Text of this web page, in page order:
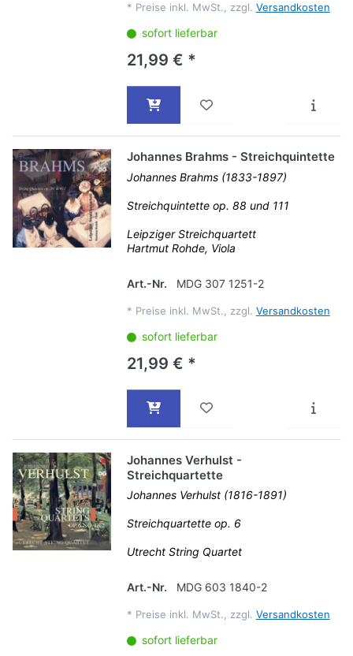
* Preise inkl. MwSt., zzgl. Versandkosten
sofort lieferbar
21,99 € *
Johannes Brahms - Streichquintette
Johannes Brahms (1833-1897)
Streichquintette op. 88 und 111
Leipziger Streichquartett
Hartmut Rohde, Viola
Art.-Nr. MDG 307 1251-2
* Preise inkl. MwSt., zzgl. Versandkosten
sofort lieferbar
21,99 € *
Johannes Verhulst -
Streichquartette
Johannes Verhulst (1816-1891)
Streichquartette op. 6
Utrecht String Quartet
Art.-Nr. MDG 603 1840-2
* Preise inkl. MwSt., zzgl. Versandkosten
sofort lieferbar